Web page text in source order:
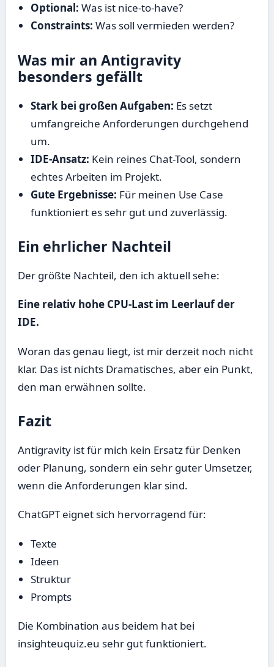
Optional: Was ist nice-to-have?
Constraints: Was soll vermieden werden?
Was mir an Antigravity
besonders gefällt
Stark bei großen Aufgaben: Es setzt
umfangreiche Anforderungen durchgehend
um.
IDE-Ansatz: Kein reines Chat-Tool, sondern
echtes Arbeiten im Projekt.
Gute Ergebnisse: Für meinen Use Case
funktioniert es sehr gut und zuverlässig.
Ein ehrlicher Nachteil
Der größte Nachteil, den ich aktuell sehe:
Eine relativ hohe CPU-Last im Leerlauf der
IDE.
Woran das genau liegt, ist mir derzeit noch nicht
klar. Das ist nichts Dramatisches, aber ein Punkt,
den man erwähnen sollte.
Fazit
Antigravity ist für mich kein Ersatz für Denken
oder Planung, sondern ein sehr guter Umsetzer,
wenn die Anforderungen klar sind.
ChatGPT eignet sich hervorragend für:
Texte
Ideen
Struktur
Prompts
Die Kombination aus beidem hat bei
insighteuquiz.eu sehr gut funktioniert.